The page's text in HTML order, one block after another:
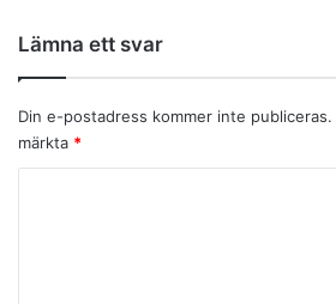
Lämna ett svar
Din e-postadress kommer inte publiceras.
märkta *